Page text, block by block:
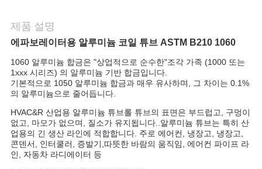
요
인
용
문
을
요
제품 설명
에파보레이터용 알루미늄 코일 튜브 ASTM B210 1060
1060 알루미늄 합금은 "상업적으로 순수한"조각 가족 (1000 또는
1xxx 시리즈) 의 알루미늄 기반 합금입니다.
기본적으로 1050 알루미늄 합금과 매우 유사하며, 그 차이는 0.1%
의 알루미늄으로 줄어듭니다.
HVAC&R 산업용 알루미늄 튜브롤 튜브의 표면은 부드럽고, 구멍이
없고, 마모가 없으며, 질소가 유지됩니다..알루미늄 튜브는 특히 산
업용의 긴 생산 라인에 적합합니다. 주로 에어컨, 냉장고, 냉장고,
콘덴서, 인터쿨러, 증발기,따뜻한 바람의 움직임, 에어컨 파이프 라
인, 자동차 라디에이터 등